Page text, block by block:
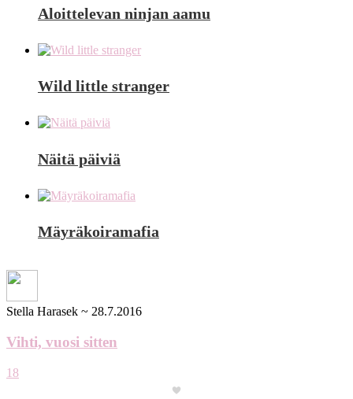
Aloittelevan ninjan aamu
Wild little stranger
Näitä päiviä
Mäyräkoiramafia
Stella Harasek ~ 28.7.2016
Vihti, vuosi sitten
18